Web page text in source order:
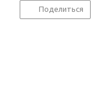
Поделиться